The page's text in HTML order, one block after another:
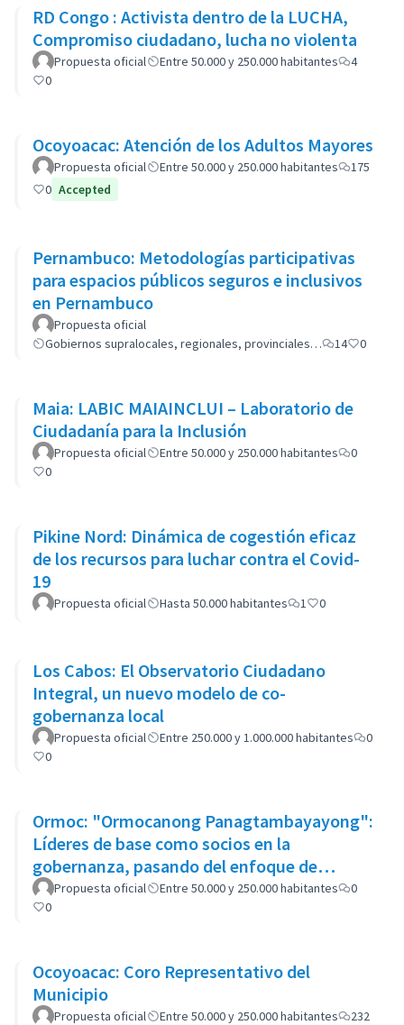
RD Congo : Activista dentro de la LUCHA,
Compromiso ciudadano, lucha no violenta
Propuesta oficial Entre 50.000 y 250.000 habitantes
4
0
Ocoyoacac: Atención de los Adultos Mayores
Propuesta oficial Entre 50.000 y 250.000 habitantes
175
0 Accepted
Pernambuco: Metodologías participativas
para espacios públicos seguros e inclusivos
en Pernambuco
Propuesta oficial
Gobiernos supralocales, regionales, provinciales…
14 0
Maia: LABIC MAIAINCLUI – Laboratorio de
Ciudadanía para la Inclusión
Propuesta oficial Entre 50.000 y 250.000 habitantes
0
0
Pikine Nord: Dinámica de cogestión eficaz
de los recursos para luchar contra el Covid-
19
Propuesta oficial Hasta 50.000 habitantes 1 0
Los Cabos: El Observatorio Ciudadano
Integral, un nuevo modelo de co-
gobernanza local
Propuesta oficial Entre 250.000 y 1.000.000 habitantes
0
0
Ormoc: "Ormocanong Panagtambayayong":
Líderes de base como socios en la
gobernanza, pasando del enfoque de
beneficiarios al de apropiación
Propuesta oficial Entre 50.000 y 250.000 habitantes
0
0
Ocoyoacac: Coro Representativo del
Municipio
Propuesta oficial Entre 50.000 y 250.000 habitantes
232